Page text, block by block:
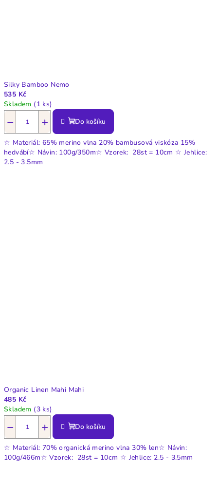
Silky Bamboo Nemo
535 Kč
Skladem (1 ks)
+
− Do košíku
☆ Materiál: 65% merino vlna 20% bambusová viskóza 15%
hedvábí☆ Návin: 100g/350m☆ Vzorek: 28st = 10cm ☆ Jehlice:
2.5 - 3.5mm
Organic Linen Mahi Mahi
485 Kč
Skladem (3 ks)
+
− Do košíku
☆ Materiál: 70% organická merino vlna 30% len☆ Návin:
100g/466m☆ Vzorek: 28st = 10cm ☆ Jehlice: 2.5 - 3.5mm